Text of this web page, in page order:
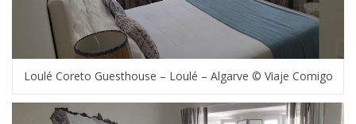
Loulé Coreto Guesthouse – Loulé – Algarve © Viaje Comigo